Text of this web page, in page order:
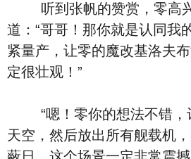
听到张帆的赞赏，零高
道：“哥哥！那你就是认同我
紧量产，让零的魔改基洛夫
定很壮观！”
“嗯！零你的想法不错，
天空，然后放出所有舰载机